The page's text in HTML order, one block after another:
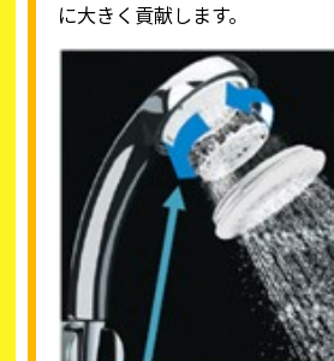
に大きく貢献します。